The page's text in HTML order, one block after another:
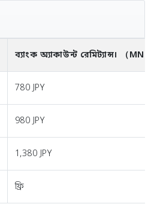
ব্যাংক অ্যাকাউন্ট রেমিট্যান্স। （MNT
780 JPY
980 JPY
1,380 JPY
ফ্রি